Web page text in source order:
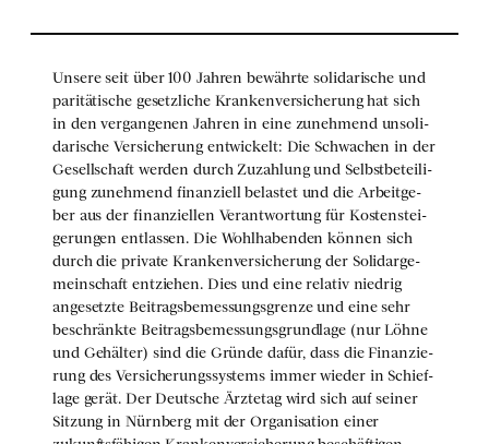
Unse­re seit über 100 Jah­ren bewähr­te soli­da­ri­sche und
pari­tä­ti­sche gesetz­li­che Kran­ken­ver­si­che­rung hat sich
in den ver­gan­ge­nen Jah­ren in eine zuneh­mend unso­li­
da­ri­sche Ver­si­che­rung ent­wi­ckelt: Die Schwa­chen in der
Gesell­schaft wer­den durch Zuzah­lung und Selbst­be­tei­li­
gung zuneh­mend finan­zi­ell belas­tet und die Arbeit­ge­
ber aus der finan­zi­el­len Ver­ant­wor­tung für Kos­ten­stei­
ge­run­gen ent­las­sen. Die Wohl­ha­ben­den kön­nen sich
durch die pri­va­te Kran­ken­ver­si­che­rung der Soli­dar­ge­
mein­schaft ent­zie­hen. Dies und eine rela­tiv nied­rig
ange­setz­te Bei­trags­be­mes­sungs­gren­ze und eine sehr
beschränk­te Bei­trags­be­mes­sungs­grund­la­ge (nur Löh­ne
und Gehäl­ter) sind die Grün­de dafür, dass die Finan­zie­
rung des Ver­si­che­rungs­sys­tems immer wie­der in Schief­
la­ge gerät. Der Deut­sche Ärz­te­tag wird sich auf sei­ner
Sit­zung in Nürn­berg mit der Orga­ni­sa­ti­on einer